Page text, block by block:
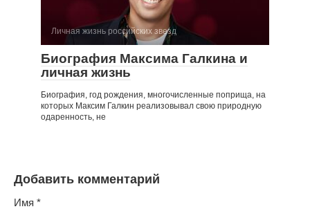
Личная жизнь российских звезд
Биография Максима Галкина и
личная жизнь
Биография, год рождения, многочисленные поприща, на
которых Максим Галкин реализовывал свою природную
одаренность, не
Добавить комментарий
Имя *